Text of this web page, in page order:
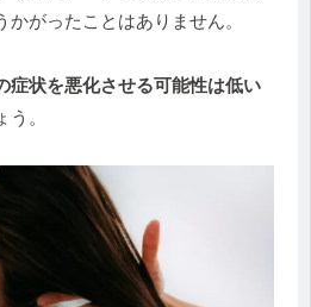
かがったことはありません。
症状を悪化させる可能性は低い
。